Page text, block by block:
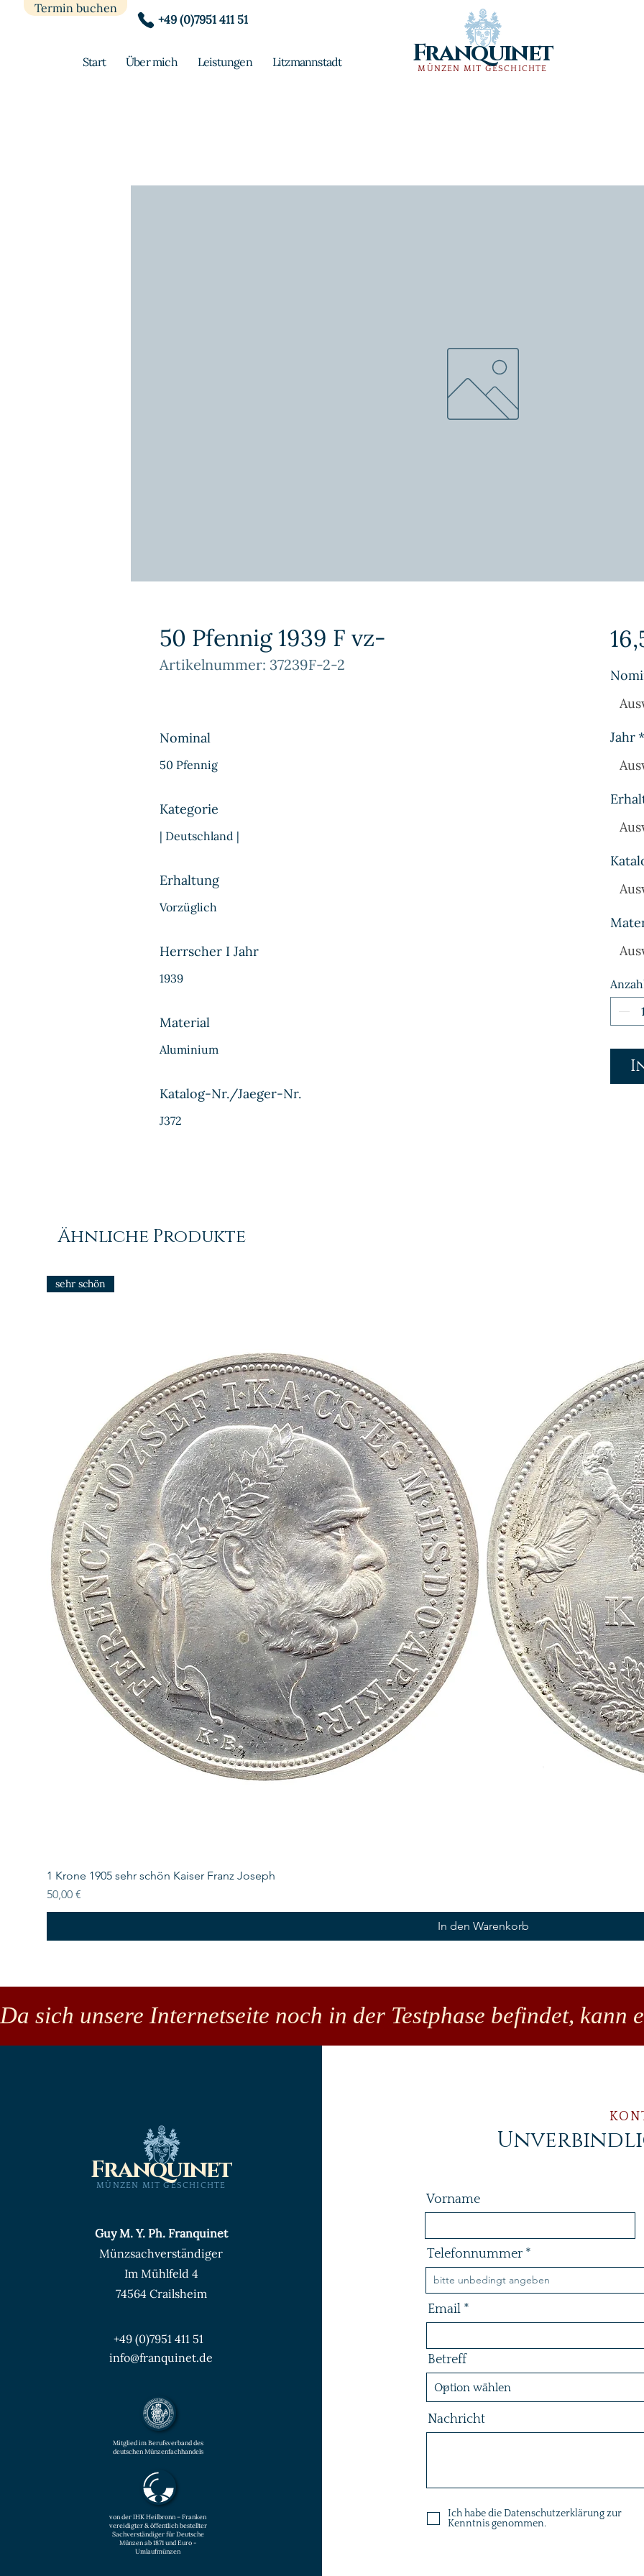
Termin buchen
Start Über mich Leistungen Litzmannstadt
+49 (0)7951 411 51
MÜNZEN MIT GESCHICHTE
Franquinet
50 Pfennig 1939 F vz-
Artikelnummer: 37239F-2-2
Nominal
50 Pfennig
Kategorie
| Deutschland |
Erhaltung
Vorzüglich
Herrscher I Jahr
1939
Material
Aluminium
Katalog-Nr./Jaeger-Nr.
J372
Jahr*
Ähnliche Produkte
sehr schön
1 Krone 1905 sehr schön Kaiser Franz Joseph
Preis
50,00 €
In den Warenkorb
Da sich unsere Internetseite noch in der Testphase befindet,
MÜNZEN MIT GESCHICHTE
Franquinet
Guy M. Y. Ph. Franquinet
Münzsachverständiger
Im Mühlfeld 4
74564 Crailsheim
+49 (0)7951 411 51
info@franquinet.de
Mitglied im Berufsverband des
deutschen Münzenfachhandels
von der IHK Heilbronn – Franken
vereidigter & öffentlich bestellter
Sachverständiger für Deutsche
Münzen ab 1871 und Euro -
Umlaufmünzen
Vorname
Telefonnummer
Email
Betreff
Nachricht
Ich habe die Datenschutzerklärung zur
Kenntnis genommen.